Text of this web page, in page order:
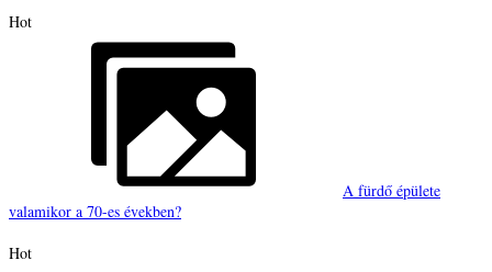
Hot
A fürdő épülete
valamikor a 70-es években?
Hot